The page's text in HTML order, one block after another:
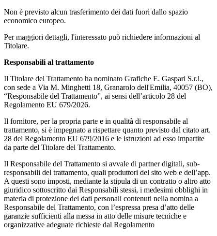
Non è previsto alcun trasferimento dei dati fuori dallo spazio
economico europeo.
Per maggiori dettagli, l'interessato può richiedere informazioni al
Titolare.
Responsabili al trattamento
Il Titolare del Trattamento ha nominato Grafiche E. Gaspari S.r.l.,
con sede a Via M. Minghetti 18, Granarolo dell'Emilia, 40057 (BO),
“Responsabile del Trattamento”, ai sensi dell’articolo 28 del
Regolamento EU 679/2026.
Il fornitore, per la propria parte e in qualità di responsabile al
trattamento, si è impegnato a rispettare quanto previsto dal citato art.
28 del Regolamento EU 679/2016 e le istruzioni ad esso impartite
da parte del Titolare del Trattamento.
Il Responsabile del Trattamento si avvale di partner digitali, sub-
responsabili del trattamento, quali produttori del sito web e dell’app.
A questi sono imposti, mediante la stipula di un contratto o altro atto
giuridico sottoscritto dai Responsabili stessi, i medesimi obblighi in
materia di protezione dei dati personali contenuti nella nomina a
Responsabile del Trattamento, con l’espressa presa d’atto delle
garanzie sufficienti alla messa in atto delle misure tecniche e
organizzative adeguate richieste dal Regolamento